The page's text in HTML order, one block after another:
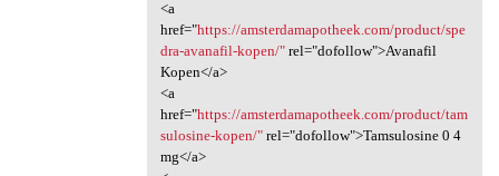
<a
href="https://amsterdamapotheek.com/product/spe
dra-avanafil-kopen/"rel="dofollow">Avanafil
Kopen</a>
<a
href="https://amsterdamapotheek.com/product/tam
sulosine-kopen/"rel="dofollow">Tamsulosine 0 4
mg</a>